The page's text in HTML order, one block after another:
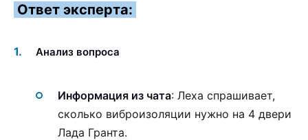
Ответ эксперта:
Анализ вопроса
Информация из чата: Леxа спрашивает,
сколько виброизоляции нужно на 4 двери
Лада Гранта.